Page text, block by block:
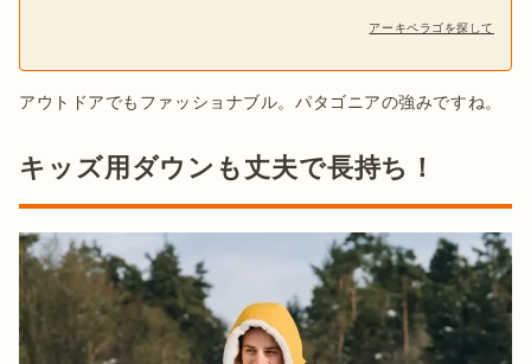
アーキペラゴを探して
アウトドアでもファッショナブル。パタゴニアの強みですね。
キッズ用ダウンも丈夫で長持ち！